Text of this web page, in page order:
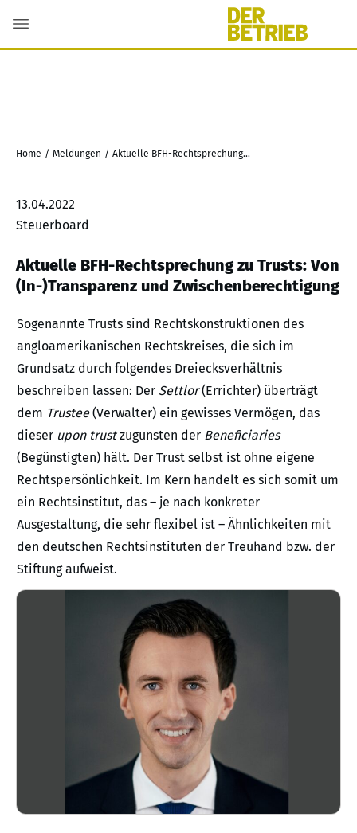
Home / Meldungen / Aktuelle BFH-Rechtsprechung zu Trusts: Von (In-)Transparenz und Zwischenberechtigung
13.04.2022
Steuerboard
Aktuelle BFH-Rechtsprechung zu Trusts: Von
(In-)Transparenz und Zwischenberechtigung
Sogenannte Trusts sind Rechtskonstruktionen des
angloamerikanischen Rechtskreises, die sich im
Grundsatz durch folgendes Dreiecksverhältnis
beschreiben lassen: Der Settlor(Errichter) überträgt
dem Trustee(Verwalter) ein gewisses Vermögen, das
dieser upon trustzugunsten der Beneficiaries
(Begünstigten) hält. Der Trust selbst ist ohne eigene
Rechtspersönlichkeit. Im Kern handelt es sich somit um
ein Rechtsinstitut, das – je nach konkreter
Ausgestaltung, die sehr flexibel ist – Ähnlichkeiten mit
den deutschen Rechtsinstituten der Treuhand bzw. der
Stiftung aufweist.